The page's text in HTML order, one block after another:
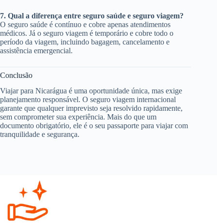
7. Qual a diferença entre seguro saúde e seguro viagem?
O seguro saúde é contínuo e cobre apenas atendimentos
médicos. Já o seguro viagem é temporário e cobre todo o
período da viagem, incluindo bagagem, cancelamento e
assistência emergencial.
Conclusão
Viajar para Nicarágua é uma oportunidade única, mas exige
planejamento responsável. O seguro viagem internacional
garante que qualquer imprevisto seja resolvido rapidamente,
sem comprometer sua experiência. Mais do que um
documento obrigatório, ele é o seu passaporte para viajar com
tranquilidade e segurança.